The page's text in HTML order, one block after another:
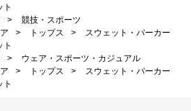
ト
>
競技・スポーツ
> トップス >
スウェット・パーカー
ト
>
ウェア・スポーツ・カジュアル
> トップス >
スウェット・パーカー
ト